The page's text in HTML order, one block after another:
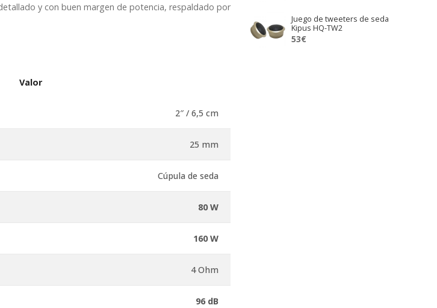
y con buen margen de potencia, respaldado por
Valor
2″ / 6,5 cm
25 mm
Cúpula de seda
80 W
160 W
4 Ohm
96 dB
Juego de tweeters de seda
Kipus HQ-TW2
53€